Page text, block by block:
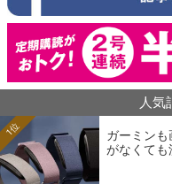
人気
ガーミン
がなくても
1位